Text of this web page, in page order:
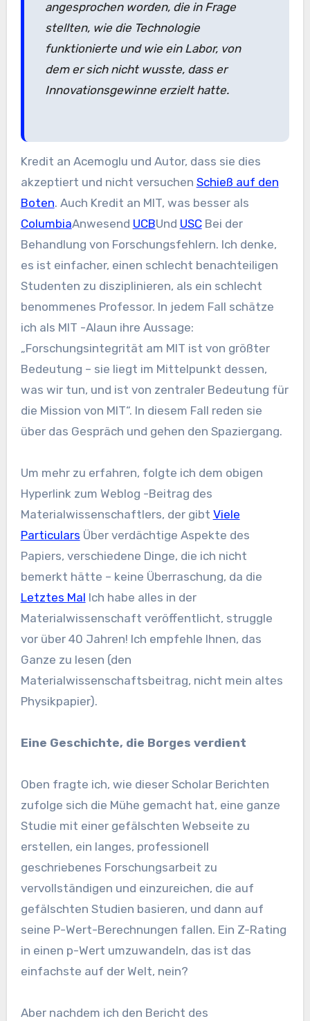
angesprochen worden, die in Frage
stellten, wie die Technologie
funktionierte und wie ein Labor, von
dem er sich nicht wusste, dass er
Innovationsgewinne erzielt hatte.
Kredit an Acemoglu und Autor, dass sie dies
akzeptiert und nicht versuchen Schieß auf den
Boten. Auch Kredit an MIT, was besser als
ColumbiaAnwesend UCBUnd USCBei der
Behandlung von Forschungsfehlern. Ich denke,
es ist einfacher, einen schlecht benachteiligen
Studenten zu disziplinieren, als ein schlecht
benommenes Professor. In jedem Fall schätze
ich als MIT -Alaun ihre Aussage:
„Forschungsintegrität am MIT ist von größter
Bedeutung – sie liegt im Mittelpunkt dessen,
was wir tun, und ist von zentraler Bedeutung für
die Mission von MIT“. In diesem Fall reden sie
über das Gespräch und gehen den Spaziergang.
Um mehr zu erfahren, folgte ich dem obigen
Hyperlink zum Weblog -Beitrag des
Materialwissenschaftlers, der gibt Viele
Particulars Über verdächtige Aspekte des
Papiers, verschiedene Dinge, die ich nicht
bemerkt hätte – keine Überraschung, da die
Letztes Mal Ich habe alles in der
Materialwissenschaft veröffentlicht, struggle
vor über 40 Jahren! Ich empfehle Ihnen, das
Ganze zu lesen (den
Materialwissenschaftsbeitrag, nicht mein altes
Physikpapier).
Eine Geschichte, die Borges verdient
Oben fragte ich, wie dieser Scholar Berichten
zufolge sich die Mühe gemacht hat, eine ganze
Studie mit einer gefälschten Webseite zu
erstellen, ein langes, professionell
geschriebenes Forschungsarbeit zu
vervollständigen und einzureichen, die auf
gefälschten Studien basieren, und dann auf
seine P-Wert-Berechnungen fallen. Ein Z-Rating
in einen p-Wert umzuwandeln, das ist das
einfachste auf der Welt, nein?
Aber nachdem ich den Bericht des